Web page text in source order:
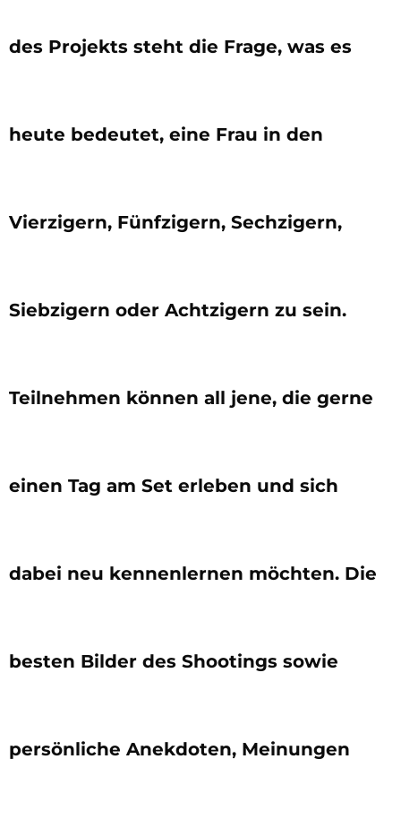
des Projekts steht die Frage, was es
heute bedeutet, eine Frau in den
Vierzigern, Fünfzigern, Sechzigern,
Siebzigern oder Achtzigern zu sein.
Teilnehmen können all jene, die gerne
einen Tag am Set erleben und sich
dabei neu kennenlernen möchten. Die
besten Bilder des Shootings sowie
persönliche Anekdoten, Meinungen